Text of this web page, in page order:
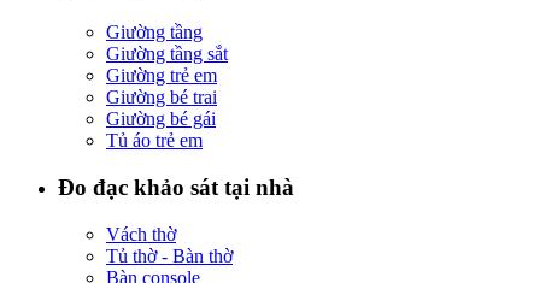
Giường tầng
Giường tầng sắt
Giường trẻ em
Giường bé trai
Giường bé gái
Tủ áo trẻ em
Đo đạc khảo sát tại nhà
Vách thờ
Tủ thờ - Bàn thờ
Bàn console